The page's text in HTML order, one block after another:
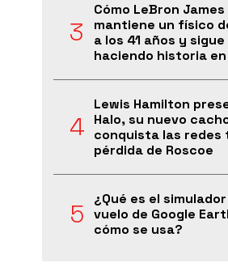
Cómo LeBron James
mantiene un físico
a los 41 años y sigue
haciendo historia en
Lewis Hamilton
Halo, su nuevo
conquista las redes
pérdida de Roscoe
¿Qué es el
vuelo de Google
cómo se usa?